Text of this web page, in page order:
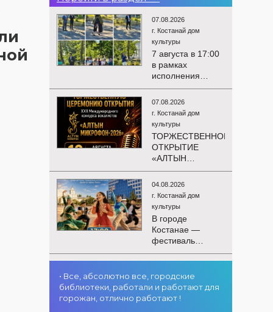
07.08.2026
г. Костанай дом
культуры
7 августа в 17:00
в рамках
исполнения
показателей КРІ в
соответствии с
утверждённым
состоялся
выездной концерт
посвященной
экологической
акции «Таза
Казахстан». в
Мендыкаринский
район (п. Красная
Пресня)
07.08.2026
г. Костанай дом
культуры
ТОРЖЕСТВЕННОЕ
ОТКРЫТИЕ
«АЛТЫН
МИКРОФОН –
2026»
Приглашаем вас
торжественную
церемонию
открытия XXII
Международного
конкурса
«Алтын
микрофон –
2026»! В этот
04.08.2026
г. Костанай дом
культуры
В городе
Костанае —
фестиваль
детского
творчества
«Алтын дән»! 15
августа на
площади
г. Костанай дом
культуры
В День города —
• Все, абсолютно все, городские
библиотеки, работали и работают для
горожан, отлично работают !